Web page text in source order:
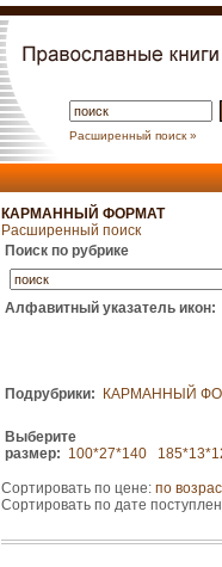
Расширенный поиск »
КАРМАННЫЙ ФОРМАТ
Расширенный поиск
Поиск по рубрике
Алфавитный указатель икон:
Подрубрики: КАРМАННЫЙ
Выберите
размер: 100*27*140
Сортировать по цене: по
Сортировать по дате